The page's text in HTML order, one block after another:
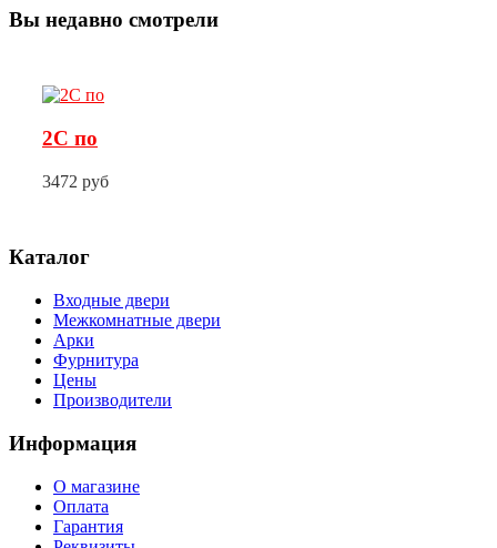
Вы недавно смотрели
2С по
3472 руб
Каталог
Входные двери
Межкомнатные двери
Арки
Фурнитура
Цены
Производители
Информация
О магазине
Оплата
Гарантия